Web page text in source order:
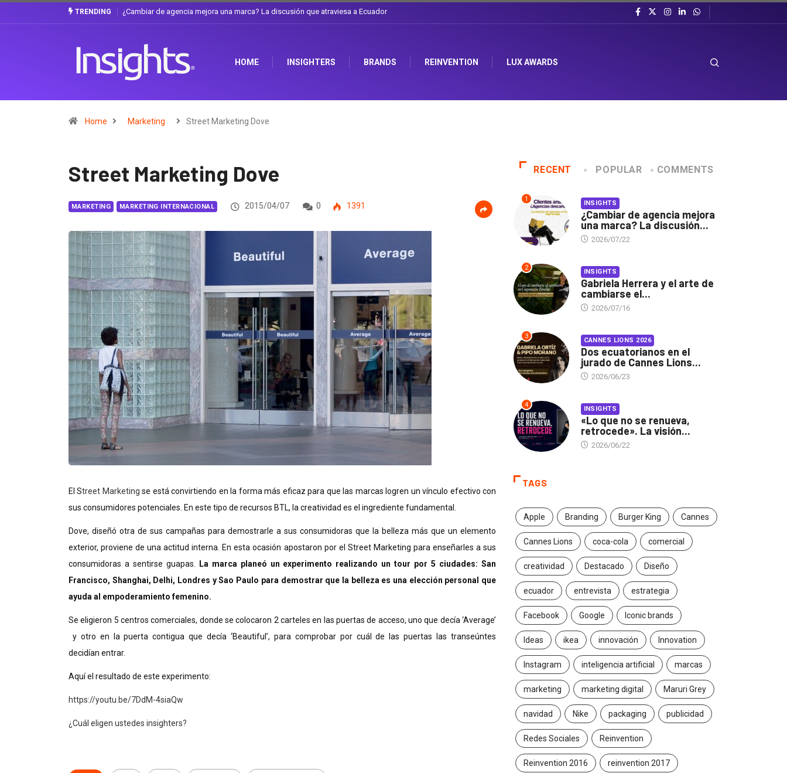
TRENDING
discusión que atraviesa a EcuadorGabriela Herrera y el arte de cambiarse el sombrero en Corporación Favorita
HOME INSIGHTERS BRANDS REINVENTION LUX AWARDS
Home Marketing Street Marketing Dove
Street Marketing Dove
MARKETING MARKETING INTERNACIONAL 2015/04/07 0 1391
El Street Marketing se está convirtiendo en la forma más eficaz para que las marcas logren un vínculo efectivo con
sus consumidores potenciales. En este tipo de recursos BTL, la creatividad es el ingrediente fundamental.
Dove, diseñó otra de sus campañas para demostrarle a sus consumidoras que la belleza más que un elemento
exterior, proviene de una actitud interna. En esta ocasión apostaron por el Street Marketing para enseñarles a sus
consumidoras a sentirse guapas.
La marca planeó un experimento realizando un tour por 5 ciudades: San
Francisco, Shanghai, Delhi, Londres y Sao Paulo para demostrar que la belleza es una elección personal que
ayuda al empoderamiento femenino.
Se eligieron 5 centros comerciales, donde se colocaron 2 carteles en las puertas de acceso, uno que decía ‘Average’
y otro en la puerta contigua que decía ‘Beautiful’, para comprobar por cuál de las puertas las transeúntes
decidían entrar.
Aquí el resultado de este experimento:
https://youtu.be/7DdM-4siaQw
¿Cuál eligen ustedes insighters?
RECENT POPULAR COMMENTS
1 INSIGHTS
¿Cambiar de agencia mejora
una marca? La discusión...
2026/07/22
2 INSIGHTS
Gabriela Herrera y el arte de
cambiarse el...
2026/07/16
3 CANNES LIONS 2026
Dos ecuatorianos en el
jurado de Cannes Lions...
2026/06/23
4 INSIGHTS
«Lo que no se renueva,
retrocede». La visión...
2026/06/22
TAGS
Apple Branding Burger King Cannes
Cannes Lions coca-cola comercial
creatividad Destacado Diseño
ecuador entrevista estrategia
Facebook Google Iconic brands
Ideas ikea innovación Innovation
Instagram inteligencia artificial marcas
marketing marketing digital Maruri Grey
navidad Nike packaging publicidad
Redes Sociales Reinvention
Reinvention 2016 reinvention 2017